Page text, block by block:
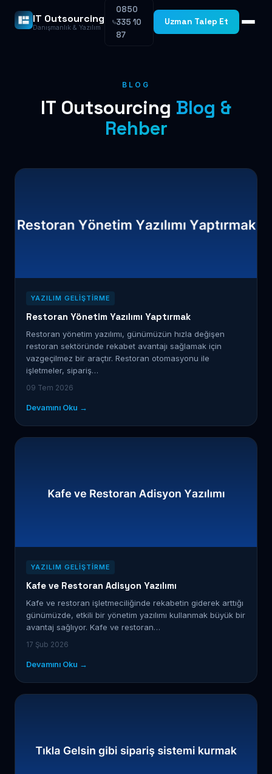
IT Outsourcing
Danışmanlık & Yazılım
0850
335 10
87
Uzman Talep Et
BLOG
IT Outsourcing Blog &
Rehber
YAZILIM GELIŞTIRME
Restoran Yönetim Yazılımı Yaptırmak
Restoran yönetim yazılımı, günümüzün hızla değişen
restoran sektöründe rekabet avantajı sağlamak için
vazgeçilmez bir araçtır. Restoran otomasyonu ile
işletmeler, sipariş…
09 Tem 2026
Devamını Oku →
YAZILIM GELIŞTIRME
Kafe ve Restoran Adisyon Yazılımı
Kafe ve restoran işletmeciliğinde rekabetin giderek arttığı
günümüzde, etkili bir yönetim yazılımı kullanmak büyük bir
avantaj sağlıyor. Kafe ve restoran…
17 Şub 2026
Devamını Oku →